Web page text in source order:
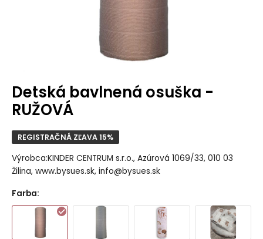
Detská bavlnená osuška -
RUŽOVÁ
REGISTRAČNÁ ZĽAVA 15%
Výrobca:KINDER CENTRUM s.r.o., Azúrová 1069/33, 010 03
Žilina, www.bysues.sk, info@bysues.sk
Farba: